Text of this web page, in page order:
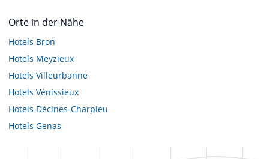
Orte in der Nähe
Hotels Bron
Hotels Meyzieux
Hotels Villeurbanne
Hotels Vénissieux
Hotels Décines-Charpieu
Hotels Genas